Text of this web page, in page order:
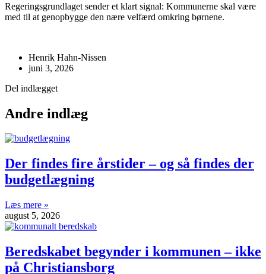
Regeringsgrundlaget sender et klart signal: Kommunerne skal være
med til at genopbygge den nære velfærd omkring børnene.
Henrik Hahn-Nissen
juni 3, 2026
Del indlægget
Andre indlæg
Der findes fire årstider – og så findes der
budgetlægning
Læs mere »
august 5, 2026
Beredskabet begynder i kommunen – ikke
på Christiansborg